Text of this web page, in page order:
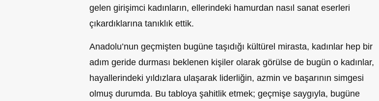
gelen girişimci kadınların, ellerindeki hamurdan nasıl sanat eserleri
çıkardıklarına tanıklık ettik.
Anadolu’nun geçmişten bugüne taşıdığı kültürel mirasta, kadınlar hep bir
adım geride durması beklenen kişiler olarak görülse de bugün o kadınlar,
hayallerindeki yıldızlara ulaşarak liderliğin, azmin ve başarının simgesi
olmuş durumda. Bu tabloya şahitlik etmek; geçmişe saygıyla, bugüne